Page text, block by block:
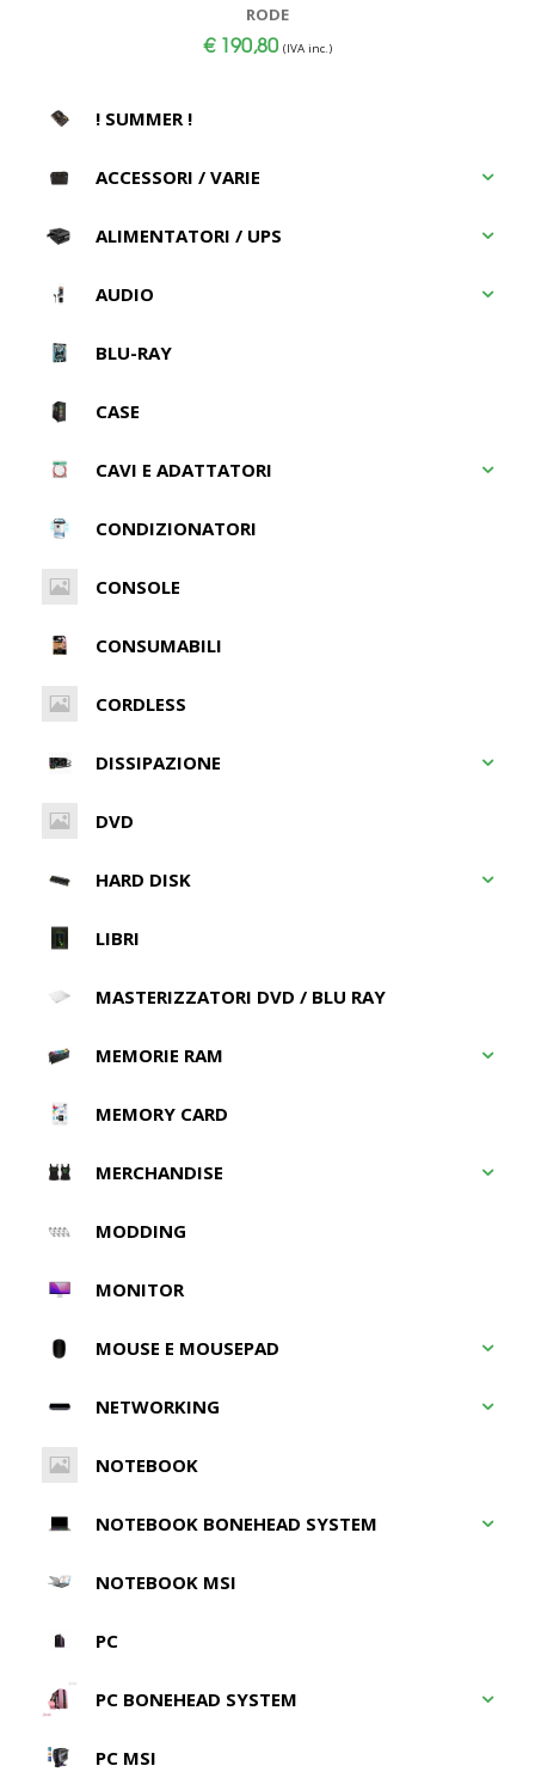
RODE
€190,80 (IVA inc.)
! SUMMER !
ACCESSORI / VARIE
ALIMENTATORI / UPS
AUDIO
BLU-RAY
CASE
CAVI E ADATTATORI
CONDIZIONATORI
CONSOLE
CONSUMABILI
CORDLESS
DISSIPAZIONE
DVD
HARD DISK
LIBRI
MASTERIZZATORI DVD / BLU RAY
MEMORIE RAM
MEMORY CARD
MERCHANDISE
MODDING
MONITOR
MOUSE E MOUSEPAD
NETWORKING
NOTEBOOK
NOTEBOOK BONEHEAD SYSTEM
NOTEBOOK MSI
PC
PC BONEHEAD SYSTEM
PC MSI